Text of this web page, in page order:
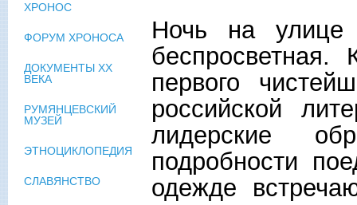
Ночь на улице
первого
российской
лидерские
подробности
одежде
ХРОНОС
ФОРУМ ХРОНОСА
ДОКУМЕНТЫ XX
ВЕКА
РУМЯНЦЕВСКИЙ
МУЗЕЙ
ЭТНОЦИКЛОПЕДИЯ
СЛАВЯНСТВО